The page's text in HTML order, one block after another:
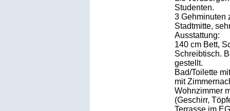
Studenten.
3 Gehminuten
Stadtmitte,
Ausstattung:
140 cm Bett,
Schreibtisch.
gestellt.
Bad/Toilette
mit
Wohnzimmer
(Geschirr,
Terrasse im